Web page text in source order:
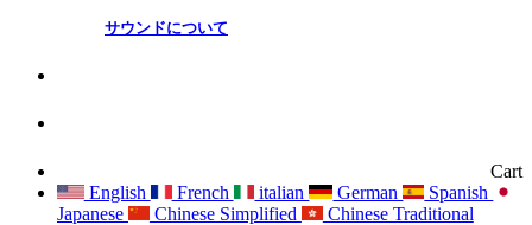
サウンドについて
Cart
English
French italian German
Spanish
Japanese
Chinese Simplified Chinese Traditional